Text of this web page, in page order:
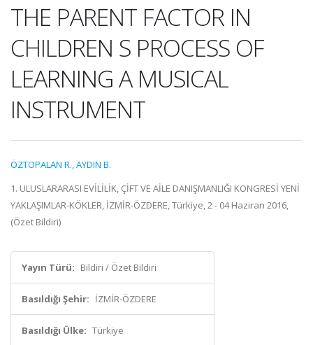
THE PARENT FACTOR IN
CHILDREN S PROCESS OF
LEARNING A MUSICAL
INSTRUMENT
ÖZTOPALAN R.,AYDIN B.
1. ULUSLARARASI EVİLİLİK, ÇİFT VE AİLE DANIŞMANLIĞI KONGRESİ YENİ
YAKLAŞIMLAR-KÖKLER, İZMİR-ÖZDERE, Türkiye, 2 - 04 Haziran 2016,
(Özet Bildiri)
Yayın Türü: Bildiri / Özet Bildiri
Basıldığı Şehir: İZMİR-ÖZDERE
Basıldığı Ülke: Türkiye